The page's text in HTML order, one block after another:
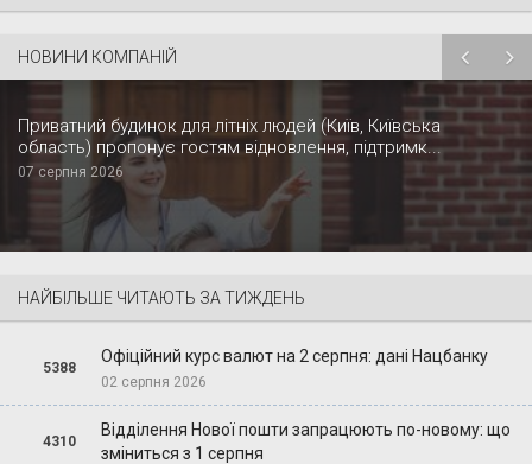
НОВИНИ КОМПАНІЙ
Приватний будинок для літніх людей (Київ, Київська
область) пропонує гостям відновлення, підтримк...
07 серпня 2026
НАЙБІЛЬШЕ ЧИТАЮТЬ ЗА ТИЖДЕНЬ
5388
Офіційний курс валют на 2 серпня: дані Нацбанку
02 серпня 2026
4310
Відділення Нової пошти запрацюють по-новому: що
зміниться з 1 серпня